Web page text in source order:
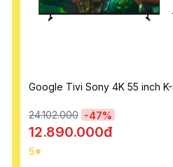
Google Tivi TCL 4K 65 inch
17.442.000 -39%
10.690.000đ
5